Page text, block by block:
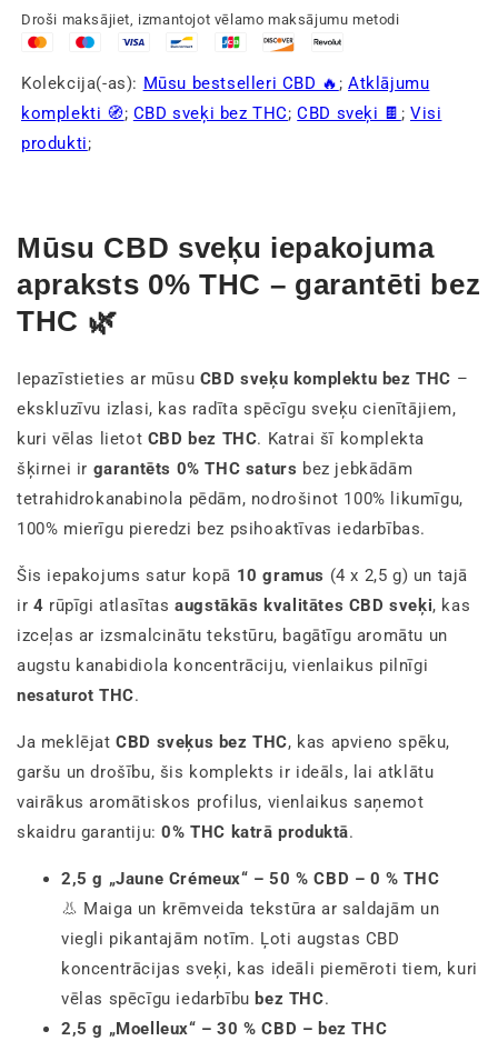
Droši maksājiet, izmantojot vēlamo maksājumu metodi
Kolekcija(-as): Mūsu bestselleri CBD 🔥 ;Atklājumu
komplekti 🧭; CBD sveķi bez THC;CBD sveķi 🍫 ;Visi
produkti;
Mūsu CBD sveķu iepakojuma
apraksts 0% THC – garantēti bez
THC 🌿
Iepazīstieties ar mūsu CBD sveķu komplektu bez THC –
ekskluzīvu izlasi, kas radīta spēcīgu sveķu cienītājiem,
kuri vēlas lietot CBD bez THC. Katrai šī komplekta
šķirnei ir garantēts 0% THC saturs bez jebkādām
tetrahidrokanabinola pēdām, nodrošinot 100% likumīgu,
100% mierīgu pieredzi bez psihoaktīvas iedarbības.
Šis iepakojums satur kopā 10 gramus (4 x 2,5 g) un tajā
ir 4 rūpīgi atlasītasaugstākās kvalitātes CBD sveķi, kas
izceļas ar izsmalcinātu tekstūru, bagātīgu aromātu un
augstu kanabidiola koncentrāciju, vienlaikus pilnīgi
nesaturot THC.
Ja meklējatCBD sveķus bez THC, kas apvieno spēku,
garšu un drošību, šis komplekts ir ideāls, lai atklātu
vairākus aromātiskos profilus, vienlaikus saņemot
skaidru garantiju:0% THC katrā produktā.
2,5 g „Jaune Crémeux“ – 50 % CBD – 0 % THC
👃 Maiga un krēmveida tekstūra ar saldajām un
viegli pikantajām notīm. Ļoti augstas CBD
koncentrācijas sveķi, kas ideāli piemēroti tiem, kuri
vēlas spēcīgu iedarbību bez THC.
2,5 g „Moelleux“ – 30 % CBD – bez THC